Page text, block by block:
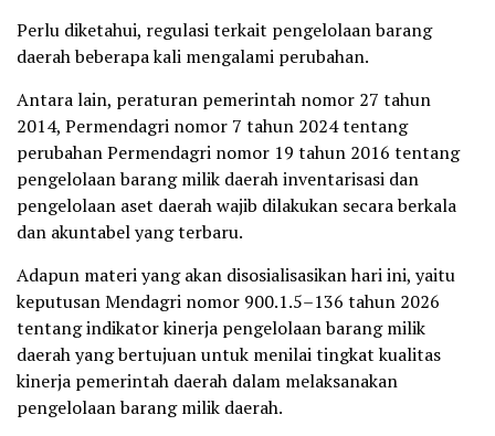
Perlu diketahui, regulasi terkait pengelolaan barang
daerah beberapa kali mengalami perubahan.
Antara lain, peraturan pemerintah nomor 27 tahun
2014, Permendagri nomor 7 tahun 2024 tentang
perubahan Permendagri nomor 19 tahun 2016 tentang
pengelolaan barang milik daerah inventarisasi dan
pengelolaan aset daerah wajib dilakukan secara berkala
dan akuntabel yang terbaru.
Adapun materi yang akan disosialisasikan hari ini, yaitu
keputusan Mendagri nomor 900.1.5–136 tahun 2026
tentang indikator kinerja pengelolaan barang milik
daerah yang bertujuan untuk menilai tingkat kualitas
kinerja pemerintah daerah dalam melaksanakan
pengelolaan barang milik daerah.